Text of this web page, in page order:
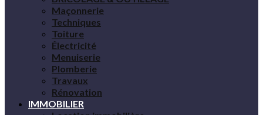
Maçonnerie
Techniques
Toiture
Électricité
Menuiserie
Plomberie
Travaux
Rénovation
IMMOBILIER